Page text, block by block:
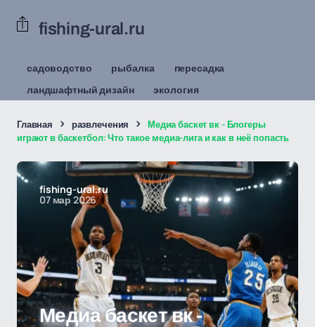
fishing-ural.ru
садоводство рыбалка
пересадка
ландшафтный дизайн
экология
Главная развлечения
Медиа баскет вк - Блогеры
играют в баскетбол: Что такое медиа-лига и как в неё попасть
fishing-ural.ru
07 мар 2026
Медиа баскет вк -